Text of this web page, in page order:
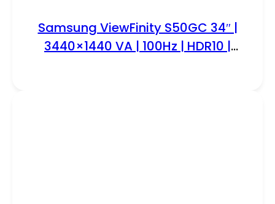
Samsung ViewFinity S50GC 34″ |
3440×1440 VA | 100Hz | HDR10 |